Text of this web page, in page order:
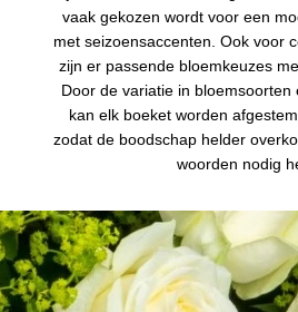
vaak gekozen wordt voor een
met seizoensaccenten. Ook voor
zijn er passende bloemkeuzes
Door de variatie in bloemsoorten
kan elk boeket worden
zodat de boodschap helder
woorden nodig